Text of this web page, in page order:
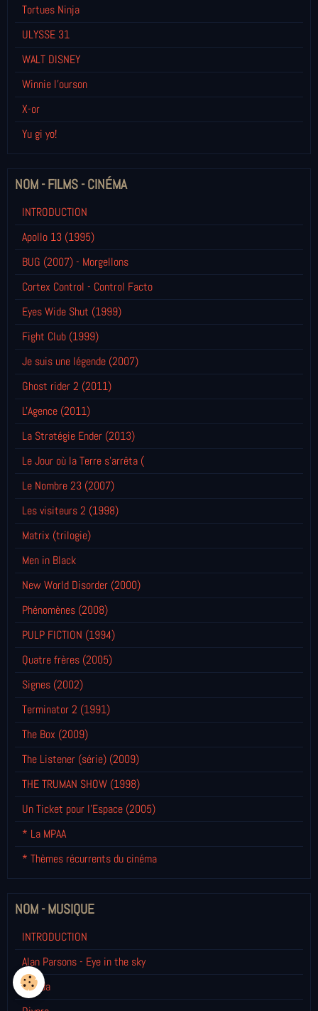
Tortues Ninja
ULYSSE 31
WALT DISNEY
Winnie l’ourson
X-or
Yu gi yo!
NOM - FILMS - CINÉMA
INTRODUCTION
Apollo 13 (1995)
BUG (2007) - Morgellons
Cortex Control - Control Facto
Eyes Wide Shut (1999)
Fight Club (1999)
Je suis une légende (2007)
Ghost rider 2 (2011)
L'Agence (2011)
La Stratégie Ender (2013)
Le Jour où la Terre s'arrêta (
Le Nombre 23 (2007)
Les visiteurs 2 (1998)
Matrix (trilogie)
Men in Black
New World Disorder (2000)
Phénomènes (2008)
PULP FICTION (1994)
Quatre frères (2005)
Signes (2002)
Terminator 2 (1991)
The Box (2009)
The Listener (série) (2009)
THE TRUMAN SHOW (1998)
Un Ticket pour l'Espace (2005)
* La MPAA
* Thèmes récurrents du cinéma
NOM - MUSIQUE
INTRODUCTION
Alan Parsons - Eye in the sky
Cicada